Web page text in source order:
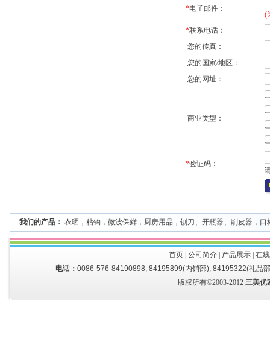
*电子邮件：
(
*联系电话：
您的传真：
您的国家/地区：
您的网址：
商业类型：
*验证码：
我们的产品： 衣晒 ， 粘钩 ， 微波保鲜 ， 厨房用品 ， 刨刀、开瓶器、削皮器 ， 口
首页| 公司简介| 产品展示| 在
电话： 0086-576-84190898, 84195899(内销部); 84195322(礼品
版权所有©2003-2012 三美优